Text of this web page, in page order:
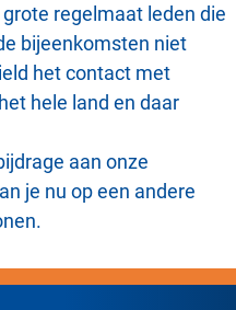
regelmaat leden die
bijeenkomsten niet
het contact met
hele land en daar
aan onze
je nu op een andere